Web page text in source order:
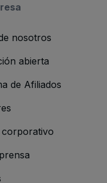
nosotros
abierta
de Afiliados
corporativo